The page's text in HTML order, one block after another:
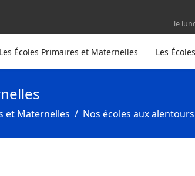
le
Les Écoles Primaires et Maternelles Les
et Maternelles Nos écoles aux